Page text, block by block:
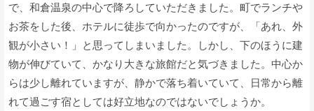
で、和倉温泉の中心で降ろしていただきました。町でランチや
お茶をした後、ホテルに徒歩で向かったのですが、「あれ、外
観が小さい！」と思ってしまいました。しかし、下のほうに建
物が伸びていて、かなり大きな旅館だと気づきました。中心か
らは少し離れていますが、静かで落ち着いていて、日常から離
れて過ごす宿としては好立地なのではないでしょうか。